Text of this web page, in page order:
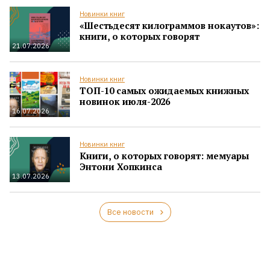
21.07.2026
Новинки книг
«Шестьдесят килограммов нокаутов»:
книги, о которых говорят
16.07.2026
Новинки книг
ТОП-10 самых ожидаемых книжных
новинок июля-2026
13.07.2026
Новинки книг
Книги, о которых говорят: мемуары
Энтони Хопкинса
Все новости